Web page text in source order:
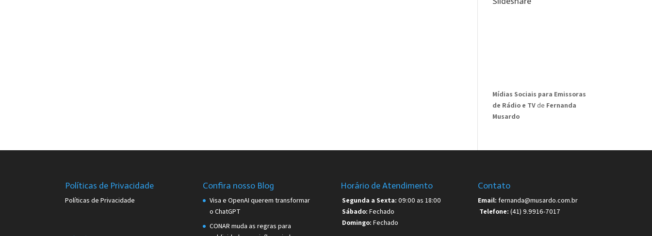
Mídias Sociais para Emissoras
de Rádio e TVde Fernanda
Musardo
Políticas de Privacidade
Políticas de Privacidade
Confira nosso Blog
Visa e OpenAI querem transformar
o ChatGPT
CONAR muda as regras para
Horário de Atendimento
Segunda a Sexta: 09:00 as 18:00
Sábado: Fechado
Domingo: Fechado
Contato
Email:fernanda@musardo.com.br
Telefone: (41) 9.9916-7017